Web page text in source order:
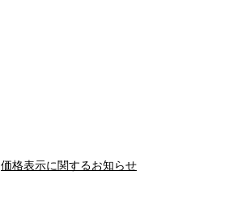
価格表示に関するお知らせ